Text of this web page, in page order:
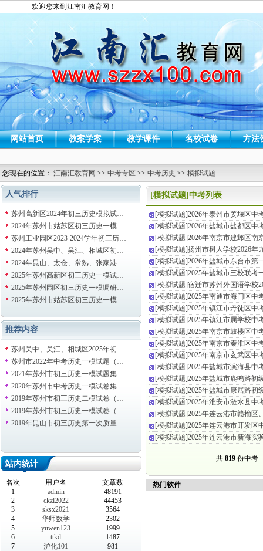
欢迎您来到江南汇教育网！
网站首页 教案学案 教学课件 名校试卷 方法
您现在的位置： 江南汇教育网 >> 中考专区 >> 中考历史 >> 模拟试题
人气排行
苏州高新区2024年初三历史模拟试…
2024年苏州市姑苏区初三历史一模…
苏州工业园区2023-2024学年初三历…
2024年苏州吴中、吴江、相城区初…
2024年昆山、太仓、常熟、张家港…
2025年苏州高新区初三历史一模试…
2025年苏州园区初三历史一模调研…
2025年苏州市姑苏区初三历史一模…
推荐内容
苏州吴中、吴江、相城区2025年初…
苏州市2022年中考历史一模试题（…
2021年苏州市初三历史一模试题集…
2020年苏州市中考历史一模试卷集…
2019年苏州市初三历史二模试卷（…
2019年苏州市初三历史一模试卷（…
2019年昆山市初三历史第一次质量…
站内统计
名次 用户名
文章数
1
admin
48191
2
ckzl2022
44453
3
sksx2021
3564
4
华师数学
2302
5
yuwen123
1999
6
ttkd
1487
7
沪化101
981
[模拟试题]中考列表
[模拟试题]2026年泰州市姜堰区
[模拟试题]2026年盐城市盐都区
[模拟试题]2026年南京市建邺区
[模拟试题]扬州市树人学校2026
[模拟试题]2026年盐城市东台市
[模拟试题]2025年盐城市三校联
[模拟试题]宿迁市苏州外国语学校
[模拟试题]2025年南通市海门区
[模拟试题]2025年镇江市丹徒区
[模拟试题]2025年镇江市属学校
[模拟试题]2025年南京市鼓楼区
[模拟试题]2025年南京市秦淮区
[模拟试题]2025年南京市玄武区
[模拟试题]2025年盐城市滨海县
[模拟试题]2025年盐城市鹿鸣路
[模拟试题]2025年盐城市康居路
[模拟试题]2025年淮安市涟水县
[模拟试题]2025年连云港市赣榆
[模拟试题]2025年连云港市开发
[模拟试题]2025年连云港市新海
共 819份中考
热门软件